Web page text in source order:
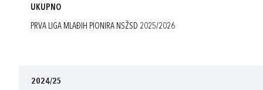
UKUPNO
PRVA LIGA MLAĐIH PIONIRA NSŽSD 2025/2026
2024/25